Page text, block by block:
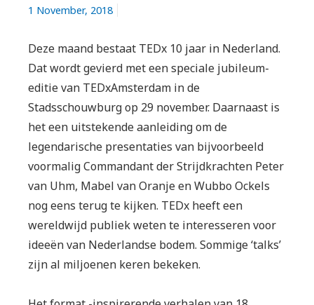
1 November, 2018
Deze maand bestaat TEDx 10 jaar in Nederland.
Dat wordt gevierd met een speciale jubileum-
editie van TEDxAmsterdam in de
Stadsschouwburg op 29 november. Daarnaast is
het een uitstekende aanleiding om de
legendarische presentaties van bijvoorbeeld
voormalig Commandant der Strijdkrachten Peter
van Uhm, Mabel van Oranje en Wubbo Ockels
nog eens terug te kijken. TEDx heeft een
wereldwijd publiek weten te interesseren voor
ideeën van Nederlandse bodem. Sommige ‘talks’
zijn al miljoenen keren bekeken.